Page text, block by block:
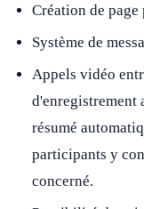
Création de page
Système de
Appels vidéo
d'enregistrement
résumé
participants y
concerné.